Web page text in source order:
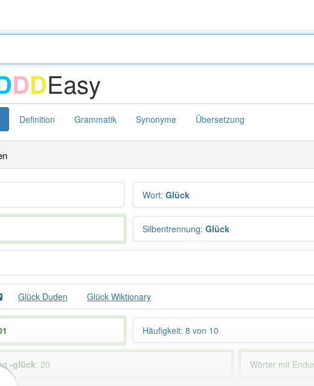
DDEasy
Definition Grammatik Synonyme Übersetzung
Wort: Glück
Silbentrennung: Glück
Glück Duden Glück Wiktionary
Häufigkeit: 8 von 10
-glück: 20 Wörter mit